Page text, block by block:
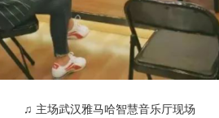
♫ 主场武汉雅马哈智慧音乐厅现场